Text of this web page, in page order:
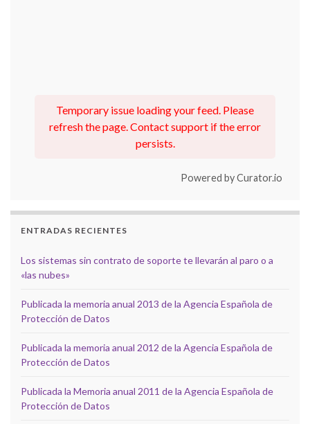
Temporary issue loading your feed. Please
refresh the page. Contact support if the error
persists.
Powered by Curator.io
ENTRADAS RECIENTES
Los sistemas sin contrato de soporte te llevarán al paro o a
«las nubes»
Publicada la memoria anual 2013 de la Agencia Española de
Protección de Datos
Publicada la memoria anual 2012 de la Agencia Española de
Protección de Datos
Publicada la Memoria anual 2011 de la Agencia Española de
Protección de Datos